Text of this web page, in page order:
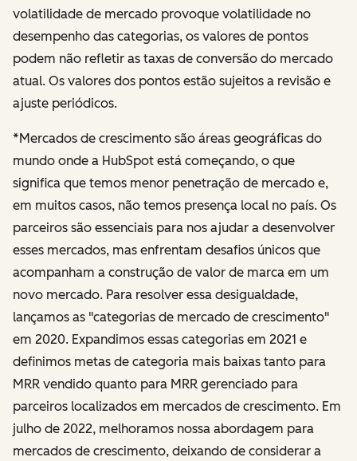
volatilidade de mercado provoque volatilidade no
desempenho das categorias, os valores de pontos
podem não refletir as taxas de conversão do mercado
atual. Os valores dos pontos estão sujeitos a revisão e
ajuste periódicos.
*Mercados de crescimento são áreas geográficas do
mundo onde a HubSpot está começando, o que
significa que temos menor penetração de mercado e,
em muitos casos, não temos presença local no país. Os
parceiros são essenciais para nos ajudar a desenvolver
esses mercados, mas enfrentam desafios únicos que
acompanham a construção de valor de marca em um
novo mercado. Para resolver essa desigualdade,
lançamos as "categorias de mercado de crescimento"
em 2020. Expandimos essas categorias em 2021 e
definimos metas de categoria mais baixas tanto para
MRR vendido quanto para MRR gerenciado para
parceiros localizados em mercados de crescimento. Em
julho de 2022, melhoramos nossa abordagem para
mercados de crescimento, deixando de considerar a